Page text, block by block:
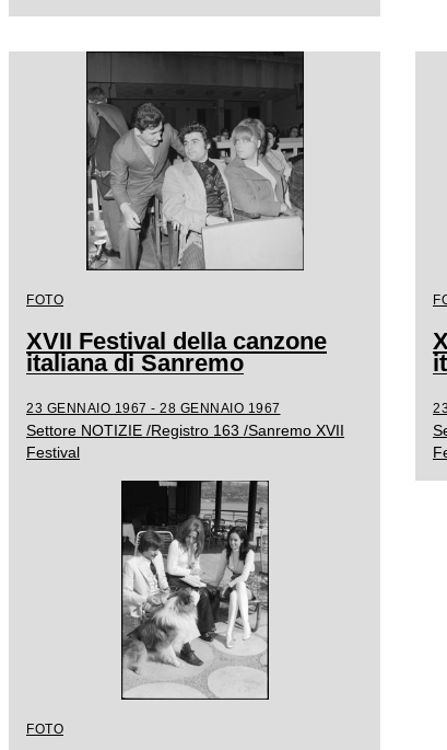
FOTO
XVII Festival della canzone
italiana di Sanremo
23 GENNAIO 1967 - 28 GENNAIO 1967
Settore NOTIZIE /Registro 163 /Sanremo XVII
Festival
FOTO